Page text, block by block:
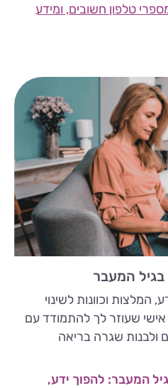
טלפון חשובים, ומידע
בגיל המעבר
המלצות וכוונות לשינוי
אישי שעוזר לך להתמודד עם
ולבנות שגרה בריאה
המעבר: להפוך ידע,